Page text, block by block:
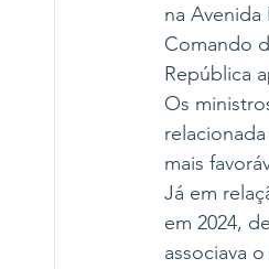
na
Comando
República
Os
mais
Já em
em 2024,
associava